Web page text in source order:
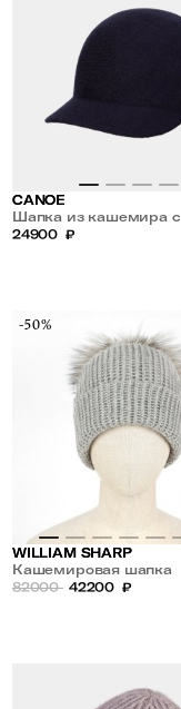
CANOE
Шапка из кашемира с
козырьком
24900 ₽
-50%
WILLIAM SHARP
Кашемировая шапка
82000 42200 ₽